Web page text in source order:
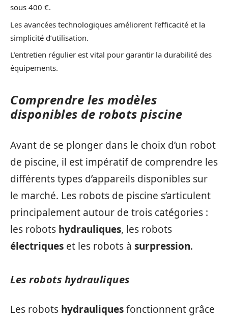
sous 400 €.
Les avancées technologiques améliorent l’efficacité et la
simplicité d’utilisation.
L’entretien régulier est vital pour garantir la durabilité des
équipements.
Comprendre les modèles
disponibles de robots piscine
Avant de se plonger dans le choix d’un robot
de piscine, il est impératif de comprendre les
différents types d’appareils disponibles sur
le marché. Les robots de piscine s’articulent
principalement autour de trois catégories :
les robots hydrauliques, les robots
électriques et les robots à surpression.
Les robots hydrauliques
Les robots hydrauliquesfonctionnent grâce